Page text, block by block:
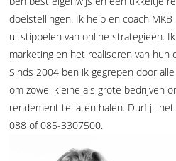
doelstellingen. Ik help en coach
uitstippelen van online strategieën.
marketing en het realiseren van hun
Sinds 2004 ben ik gegrepen door
om zowel kleine als grote bedrijven
rendement te laten halen. Durf jij
088 of 085-3307500.